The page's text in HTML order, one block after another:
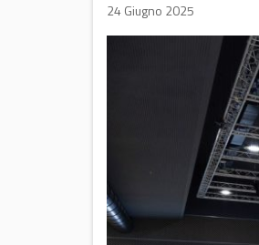
24 Giugno 2025